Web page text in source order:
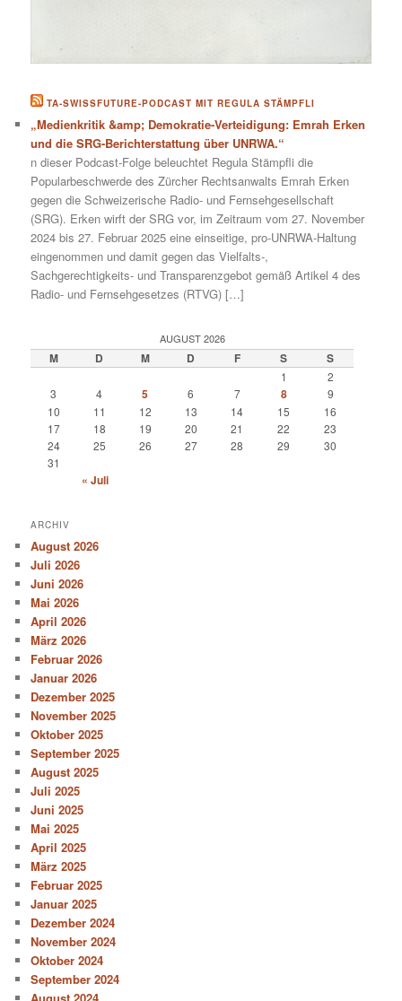
TA-SWISSFUTURE-PODCAST MIT REGULA STÄMPFLI
„Medienkritik &amp; Demokratie-Verteidigung: Emrah Erken
und die SRG-Berichterstattung über UNRWA.“
n dieser Podcast-Folge beleuchtet Regula Stämpfli die
Popularbeschwerde des Zürcher Rechtsanwalts Emrah Erken
gegen die Schweizerische Radio- und Fernsehgesellschaft
(SRG). Erken wirft der SRG vor, im Zeitraum vom 27. November
2024 bis 27. Februar 2025 eine einseitige, pro-UNRWA-Haltung
eingenommen und damit gegen das Vielfalts-,
Sachgerechtigkeits- und Transparenzgebot gemäß Artikel 4 des
Radio- und Fernsehgesetzes (RTVG) […]
AUGUST 2026
M D M D F S S
1
2
3
4 5 6 7 8
9
10
11 12 13 14 15
16
17
18 19 20 21 22
23
24
25 26 27 28 29
30
31
« Juli
ARCHIV
August 2026
Juli 2026
Juni 2026
Mai 2026
April 2026
März 2026
Februar 2026
Januar 2026
Dezember 2025
November 2025
Oktober 2025
September 2025
August 2025
Juli 2025
Juni 2025
Mai 2025
April 2025
März 2025
Februar 2025
Januar 2025
Dezember 2024
November 2024
Oktober 2024
September 2024
August 2024